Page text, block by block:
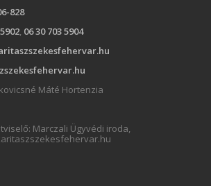
828
, 06 30 703 5904
Máté Hortenzia
Marczali Ügyvédi iroda,